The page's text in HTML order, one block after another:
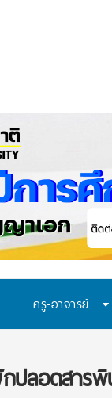
ครู-อาจารย์
ปลอดสาร